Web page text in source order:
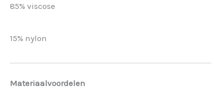
85% viscose
15% nylon
Materiaalvoordelen